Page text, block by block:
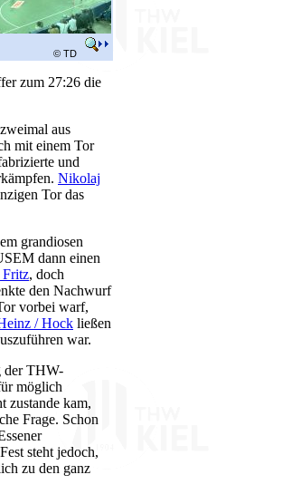
© TD
zum 27:26 die
aus
mit einem Tor
und
Nikolaj
Tor das
grandiosen
dann einen
Fritz, doch
den Nachwurf
vorbei warf,
/ Hock ließen
war.
der THW-
möglich
zustande kam,
Frage. Schon
steht jedoch,
zu den ganz